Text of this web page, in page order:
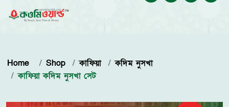
Home Shop কাফিয়া
কদিম নুসখা
কাফিয়া কদিম নুসখা সেট